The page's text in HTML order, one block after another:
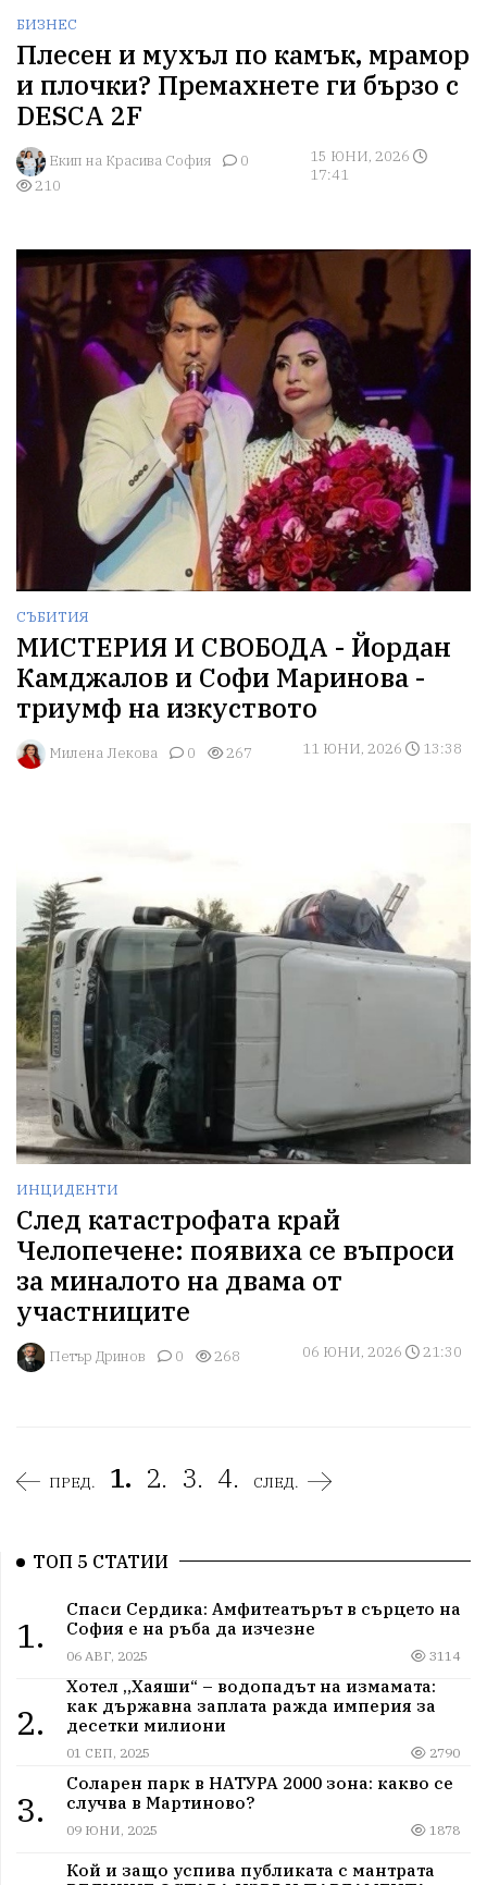
БИЗНЕС
Плесен и мухъл по камък, мрамор
и плочки? Премахнете ги бързо с
DESCA 2F
Екип на Красива София
0
210
15 ЮНИ, 2026
17:41
СЪБИТИЯ
МИСТЕРИЯ И СВОБОДА - Йордан
Камджалов и Софи Маринова -
триумф на изкуството
Милена Лекова 0 267 11 ЮНИ, 2026 13:38
ИНЦИДЕНТИ
След катастрофата край
Челопечене: появиха се въпроси
за миналото на двама от
участниците
Петър Дринов 0 268 06 ЮНИ, 2026 21:30
ПРЕД. 1. 2. 3. 4. СЛЕД.
ТОП 5 СТАТИИ
1.
Спаси Сердика: Амфитеатърът в сърцето на
София е на ръба да изчезне
06 АВГ, 2025 3114
2.
Хотел „Хаяши“ – водопадът на измамата:
как държавна заплата ражда империя за
десетки милиони
01 СЕП, 2025 2790
3.
Соларен парк в НАТУРА 2000 зона: какво се
случва в Мартиново?
09 ЮНИ, 2025 1878
Кой и защо успива публиката с мантрата